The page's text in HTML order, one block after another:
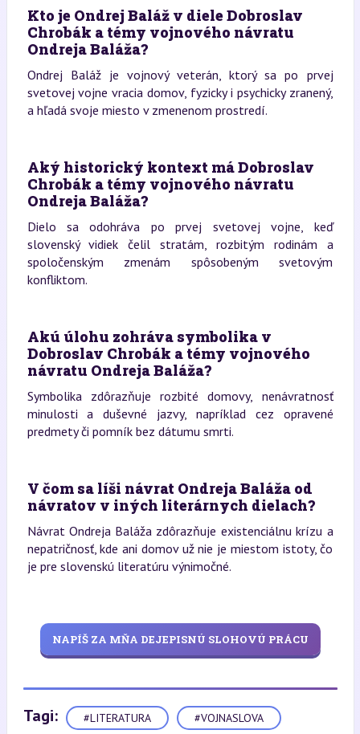
Kto je Ondrej Baláž v diele Dobroslav
Chrobák a témy vojnového návratu
Ondreja Baláža?
Ondrej Baláž je vojnový veterán, ktorý sa po prvej
svetovej vojne vracia domov, fyzicky i psychicky zranený,
a hľadá svoje miesto v zmenenom prostredí.
Aký historický kontext má Dobroslav
Chrobák a témy vojnového návratu
Ondreja Baláža?
Dielo sa odohráva po prvej svetovej vojne, keď
slovenský vidiek čelil stratám, rozbitým rodinám a
spoločenským zmenám spôsobeným svetovým
konfliktom.
Akú úlohu zohráva symbolika v
Dobroslav Chrobák a témy vojnového
návratu Ondreja Baláža?
Symbolika zdôrazňuje rozbité domovy, nenávratnosť
minulosti a duševné jazvy, napríklad cez opravené
predmety či pomník bez dátumu smrti.
V čom sa líši návrat Ondreja Baláža od
návratov v iných literárnych dielach?
Návrat Ondreja Baláža zdôrazňuje existenciálnu krízu a
nepatričnosť, kde ani domov už nie je miestom istoty, čo
je pre slovenskú literatúru výnimočné.
NAPÍŠ ZA MŇA DEJEPISNÚ SLOHOVÚ PRÁCU
Tagi: #LITERATURA #VOJNASLOVA